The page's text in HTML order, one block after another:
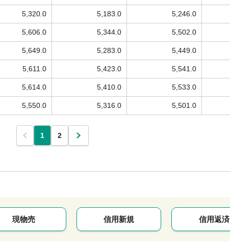
5,320.0 5,183.0 5,246.0
5,606.0 5,344.0 5,502.0
5,649.0 5,283.0 5,449.0
5,611.0 5,423.0 5,541.0
5,614.0 5,410.0 5,533.0
5,550.0 5,316.0 5,501.0
1 2
現物売 信用新規 信用返済